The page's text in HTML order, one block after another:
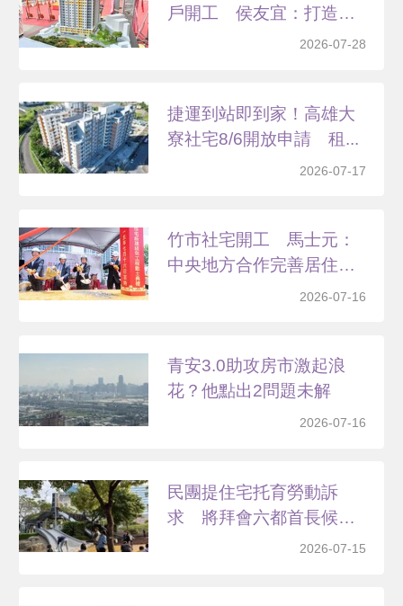
戶開工 侯友宜：打造
2026-07-28
捷運到站即到家！高雄大
寮社宅8/6開放申請 租...
2026-07-17
竹市社宅開工 馬士元：
中央地方合作完善居住照
2026-07-16
青安3.0助攻房市激起浪
花？他點出2問題未解
2026-07-16
民團提住宅托育勞動訴
求 將拜會六都首長候選
2026-07-15